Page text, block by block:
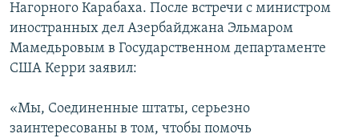
Нагорного Карабаха. После встречи с министром
иностранных дел Азербайджана Эльмаром
Мамедьровым в Государственном департаменте
США Керри заявил:
«Мы, Соединенные штаты, серьезно
заинтересованы в том, чтобы помочь